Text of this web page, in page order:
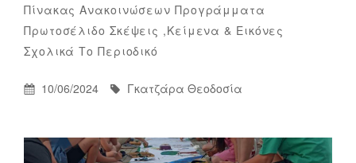
Πίνακας Ανακοινώσεων Προγράμματα
Πρωτοσέλιδο Σκέψεις ,κείμενα & Εικόνες
Σχολικά Το ΠεριοδικόΓκατζάρα
Posted
10/06/2024 By
Γκατζάρα Θεοδοσία